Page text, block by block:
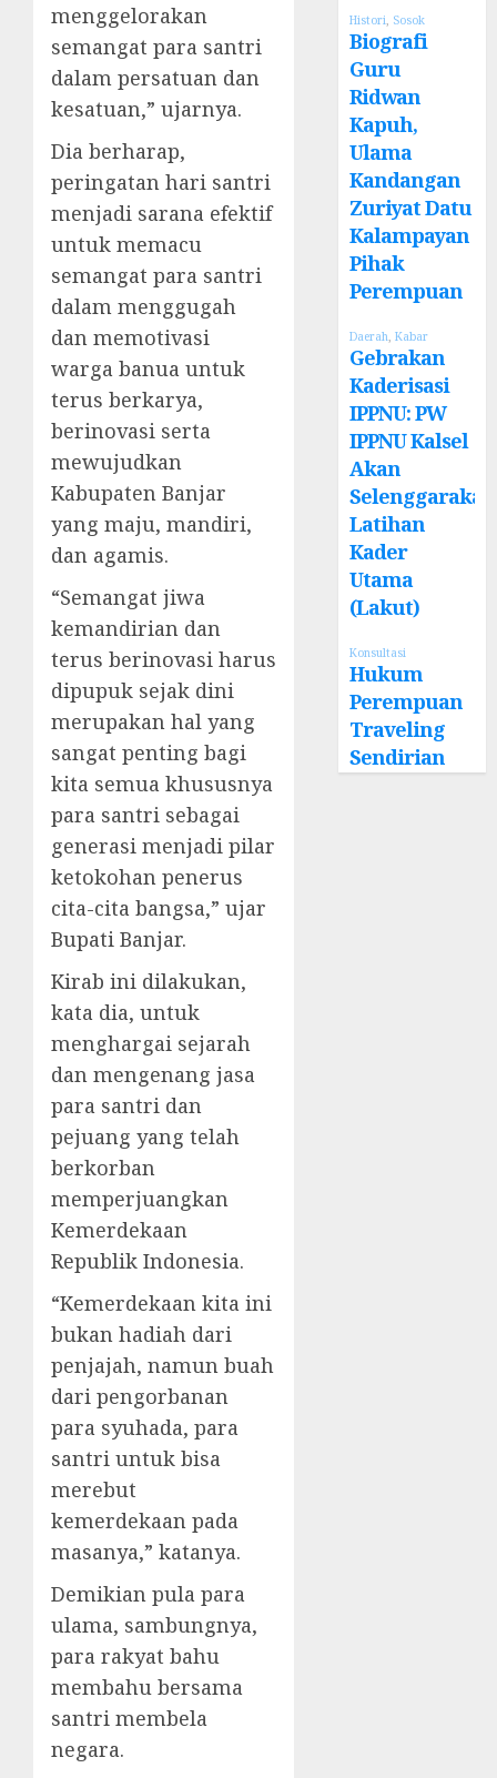
menggelorakan
semangat para santri
dalam persatuan dan
kesatuan,” ujarnya.
Dia berharap,
peringatan hari santri
menjadi sarana efektif
untuk memacu
semangat para santri
dalam menggugah
dan memotivasi
warga banua untuk
terus berkarya,
berinovasi serta
mewujudkan
Kabupaten Banjar
yang maju, mandiri,
dan agamis.
“Semangat jiwa
kemandirian dan
terus berinovasi harus
dipupuk sejak dini
merupakan hal yang
sangat penting bagi
kita semua khususnya
para santri sebagai
generasi menjadi pilar
ketokohan penerus
cita-cita bangsa,” ujar
Bupati Banjar.
Kirab ini dilakukan,
kata dia, untuk
menghargai sejarah
dan mengenang jasa
para santri dan
pejuang yang telah
berkorban
memperjuangkan
Kemerdekaan
Republik Indonesia.
“Kemerdekaan kita ini
bukan hadiah dari
penjajah, namun buah
dari pengorbanan
para syuhada, para
santri untuk bisa
merebut
kemerdekaan pada
masanya,” katanya.
Demikian pula para
ulama, sambungnya,
para rakyat bahu
membahu bersama
santri membela
negara.
Histori, Sosok
Biografi
Guru
Ridwan
Kapuh,
Ulama
Kandangan
Zuriyat Datu
Kalampayan
Pihak
Perempuan
Daerah,Kabar
Gebrakan
Kaderisasi
IPPNU: PW
IPPNU Kalsel
Akan
Selenggarakan
Latihan
Kader
Utama
(Lakut)
Konsultasi
Hukum
Perempuan
Traveling
Sendirian